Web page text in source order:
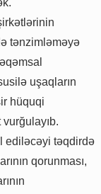
tənzimləməyə
uşaqların
hüquqi
ediləcəyi təqdirdə
qorunması,